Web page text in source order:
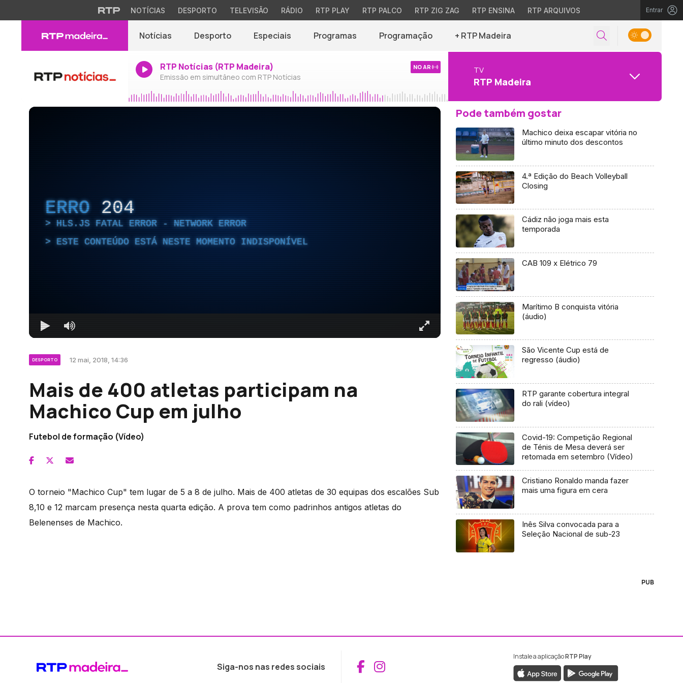
NOTÍCIAS DESPORTO TELEVISÃO RÁDIO RTP PLAY RTP PALCO RTP ZIG ZAG RTP ENSINA RTP ARQUIVOS Entrar
Notícias Desporto Especiais Programas Programação + RTP Madeira
RTP Notícias (RTP Madeira)
Emissão em simultâneo com RTP Notícias
NO AR TV
RTP Madeira
ERRO 204
HLS.JS FATAL ERROR - NETWORK ERROR
ESTE CONTEÚDO ESTÁ NESTE MOMENTO INDISPONÍVEL
DESPORTO 12 mai, 2018, 14:36
Mais de 400 atletas participam na
Machico Cup em julho
Futebol de formação (Vídeo)
O torneio "Machico Cup" tem lugar de 5 a 8 de julho. Mais de 400 atletas de 30 equipas dos escalões Sub
8,10 e 12 marcam presença nesta quarta edição. A prova tem como padrinhos antigos atletas do
Belenenses de Machico.
Pode também gostar
Machico deixa escapar vitória no
último minuto dos descontos
4.ª Edição do Beach Volleyball
Closing
Cádiz não joga mais esta
temporada
CAB 109 x Elétrico 79
Marítimo B conquista vitória
(áudio)
São Vicente Cup está de
regresso (áudio)
RTP garante cobertura integral
do rali (vídeo)
Covid-19: Competição Regional
de Ténis de Mesa deverá ser
retomada em setembro (Vídeo)
Cristiano Ronaldo manda fazer
mais uma figura em cera
Inês Silva convocada para a
Seleção Nacional de sub-23
PUB
Siga-nos nas redes sociais Aceder ao Facebook da RTP Madeira
Aceder ao Instagram da RTP Madeira
Instale a aplicaçãoRTP Play